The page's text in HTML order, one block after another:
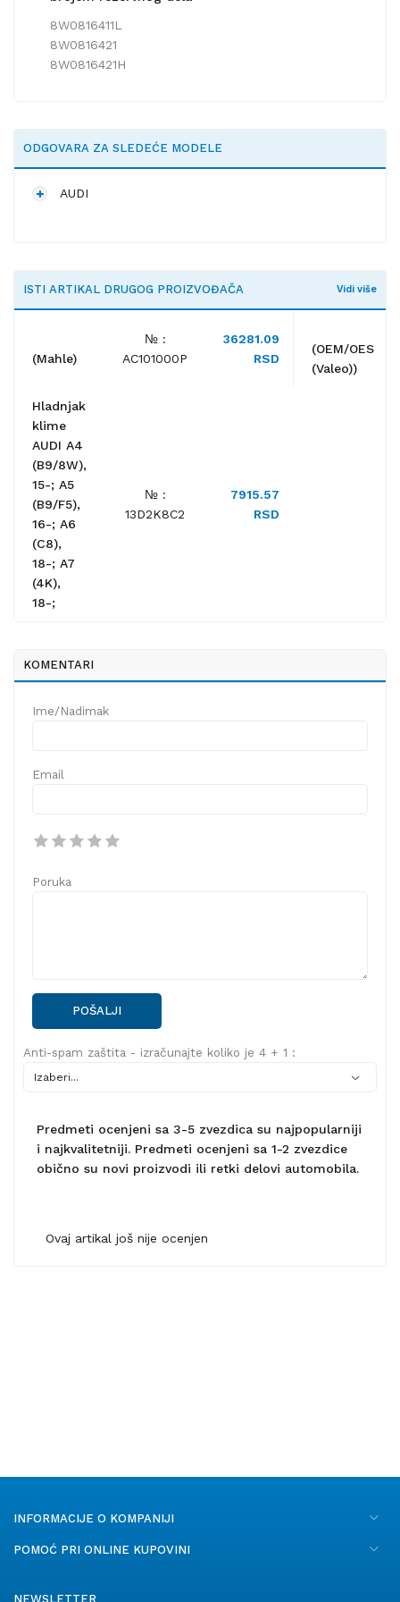
8W0816411L
8W0816421
8W0816421H
ODGOVARA ZA SLEDEĆE MODELE
AUDI
ISTI ARTIKAL DRUGOG PROIZVOĐAČA Vidi više
(Mahle)
№ :
AC101000P
36281.09
RSD
(OEM/OES
(Valeo))
Hladnjak
klime
AUDI A4
(B9/8W),
15-; A5
(B9/F5),
16-; A6
(C8),
18-; A7
(4K),
18-;
№ :
13D2K8C2
7915.57
RSD
KOMENTARI
Ime/Nadimak
Email
Poruka
POŠALJI
Anti-spam zaštita - izračunajte koliko je 4 + 1 :
Predmeti ocenjeni sa 3-5 zvezdica su najpopularniji
i najkvalitetniji. Predmeti ocenjeni sa 1-2 zvezdice
obično su novi proizvodi ili retki delovi automobila.
Ovaj artikal još nije ocenjen
INFORMACIJE O KOMPANIJI
POMOĆ PRI ONLINE KUPOVINI
NEWSLETTER